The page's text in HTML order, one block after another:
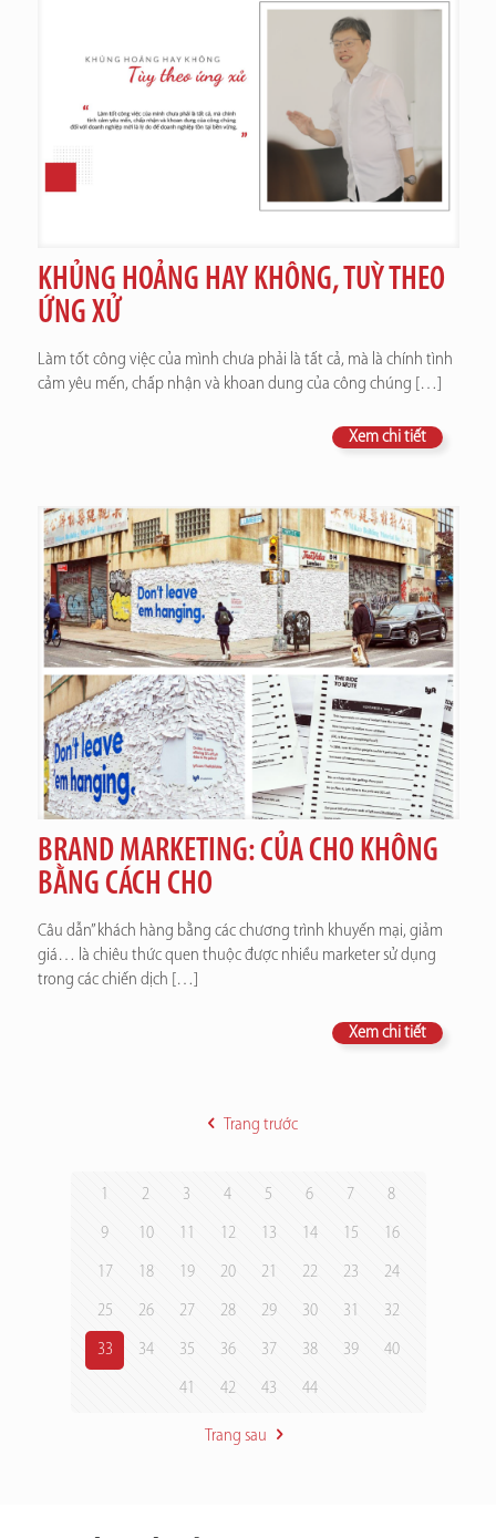
KHỦNG HOẢNG HAY KHÔNG, TUỲ THEO
ỨNG XỬ
Làm tốt công việc của mình chưa phải là tất cả, mà là chính tình
cảm yêu mến, chấp nhận và khoan dung của công chúng […]
Xem chi tiết
BRAND MARKETING: CỦA CHO KHÔNG
BẰNG CÁCH CHO
Câu dẫn” khách hàng bằng các chương trình khuyến mại, giảm
giá… là chiêu thức quen thuộc được nhiều marketer sử dụng
trong các chiến dịch […]
Xem chi tiết
Trang trước
1 2 3 4 5 6 7 8
9 10 11 12 13 14 15 16
17 18 19 20 21 22 23 24
25 26 27 28 29 30 31 32
33 34 35 36 37 38 39 40
41 42 43 44
Trang sau